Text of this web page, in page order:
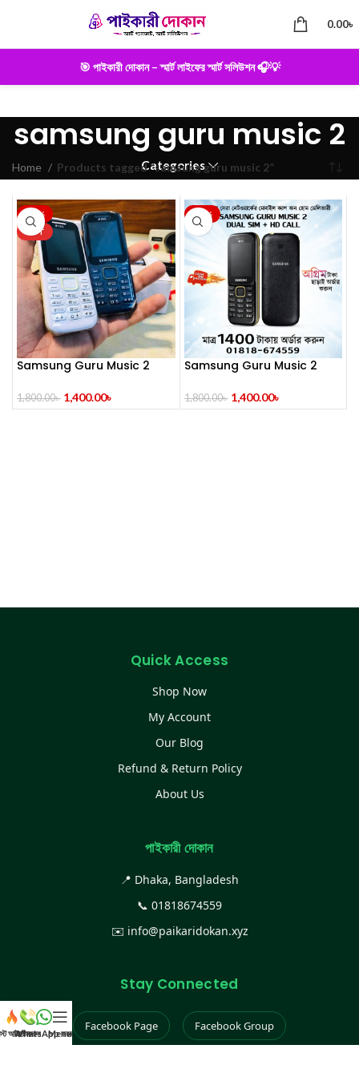
0.00৳
🎯 পাইকারী দোকান – স্মার্ট লাইফের স্মার্ট সলিউশন 🎧💡
samsung guru music 2
Categories
Home Products tagged “samsung guru music 2”
-22%
HOT
Samsung Guru Music 2
1,800.00৳ 1,400.00৳
-22%
Samsung Guru Music 2
1,800.00৳ 1,400.00৳
Quick Access
Shop Now
My Account
Our Blog
Refund & Return Policy
About Us
পাইকারী দোকান
📍 Dhaka, Bangladesh
📞 01818674559
✉️ info@paikaridokan.xyz
Stay Connected
Facebook Page Facebook Group
আইটেম
কল করুন
WhatsApp করুন
Menu